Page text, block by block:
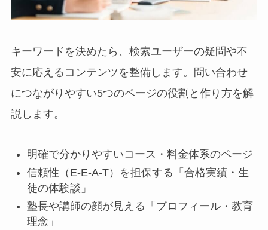
キーワードを決めたら、検索ユーザーの疑問や不
安に応えるコンテンツを整備します。問い合わせ
につながりやすい5つのページの役割と作り方を解
説します。
明確で分かりやすいコース・料金体系のページ
信頼性（E-E-A-T）を担保する「合格実績・生
徒の体験談」
塾長や講師の顔が見える「プロフィール・教育
理念」